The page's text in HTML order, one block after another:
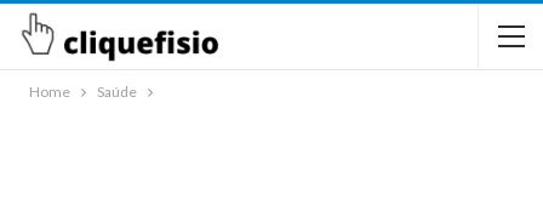
Home Saúde